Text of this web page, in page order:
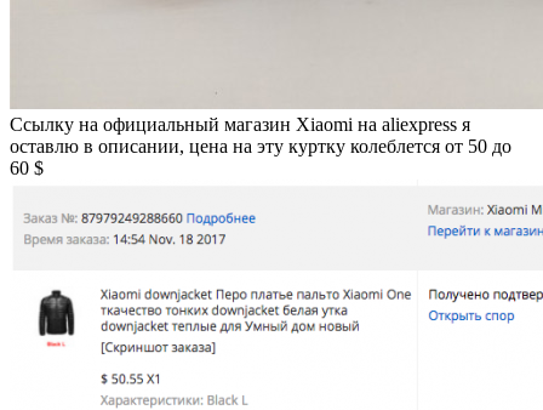
Ссылку на официальный магазин Xiaomi на aliexpress я
оставлю в описании, цена на эту куртку колеблется от 50 до
60 $